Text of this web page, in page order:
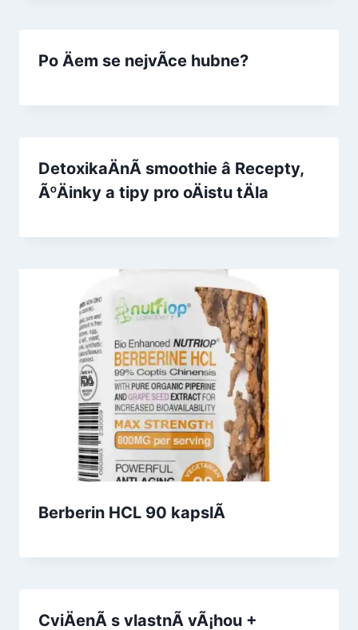
Po Äem se nejvÃ­ce hubne?
DetoxikaÄnÃ­ smoothie â Recepty,
ÃºÄinky a tipy pro oÄistu tÄla
Berberin HCL 90 kapslÃ­
CviÄenÃ­ s vlastnÃ­ vÃ¡hou +